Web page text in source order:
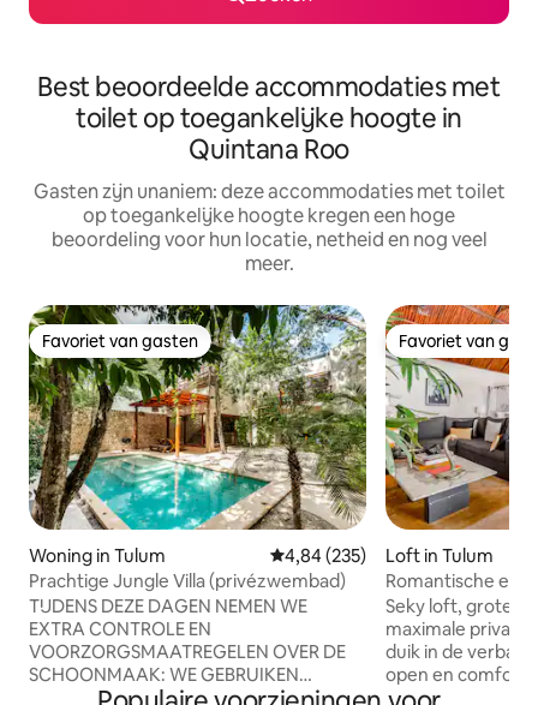
Best beoordeelde accommodaties met
toilet op toegankelijke hoogte in
Quintana Roo
Gasten zijn unaniem: deze accommodaties met toilet
op toegankelijke hoogte kregen een hoge
beoordeling voor hun locatie, netheid en nog veel
meer.
Favoriet van gasten
Favoriet van gasten
Woning in Tulum Gemiddelde beoordeling van
4,84 (235)
Prachtige Jungle Villa (privézwembad)
TIJDENS DEZE DAGEN NEMEN WE
EXTRA CONTROLE EN
VOORZORGSMAATREGELEN OVER DE
SCHOONMAAK: WE GEBRUIKEN
SPECIALE PRODUCTEN OM ALLE
Favoriet van
Favoriet van
Loft in Tulum
Romantische en
privé jacuzzi
Seky loft, grote
maximale
duik in de
open en
buitenkant is het